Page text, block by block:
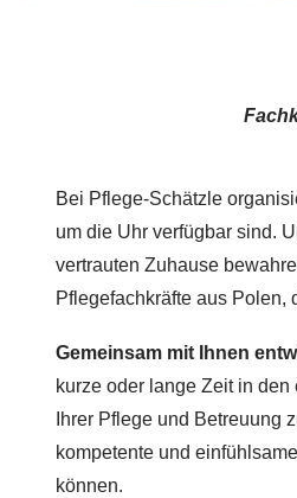
Bei Pflege-Schätzle
um die Uhr verfügbar sind.
vertrauten Zuhause
Pflegefachkräfte aus Polen,
Gemeinsam mit Ihnen
kurze oder lange Zeit in
Ihrer Pflege und Betreuung
kompetente und
können.